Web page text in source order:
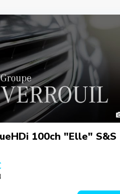
100ch "Elle" S&S